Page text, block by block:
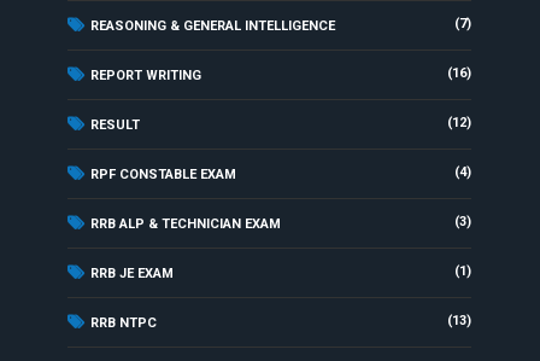
REASONING & GENERAL INTELLIGENCE (7)
REPORT WRITING (16)
RESULT (12)
RPF CONSTABLE EXAM (4)
RRB ALP & TECHNICIAN EXAM (3)
RRB JE EXAM (1)
RRB NTPC (13)